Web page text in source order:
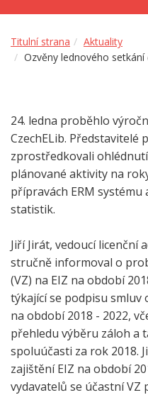
Titulní strana
Aktuality
Ozvěny lednového setkání
24. ledna proběhlo
CzechELib.
zprostředkovali
plánované aktivity na
přípravách ERM
statistik.
Jiří Jirát, vedoucí licenční
stručně informoval o
(VZ) na EIZ na období
týkající se podpisu smluv
na období 2018 - 2022,
přehledu výběru záloh a
spoluúčasti za rok 2018.
zajištění EIZ na období
vydavatelů se účastní